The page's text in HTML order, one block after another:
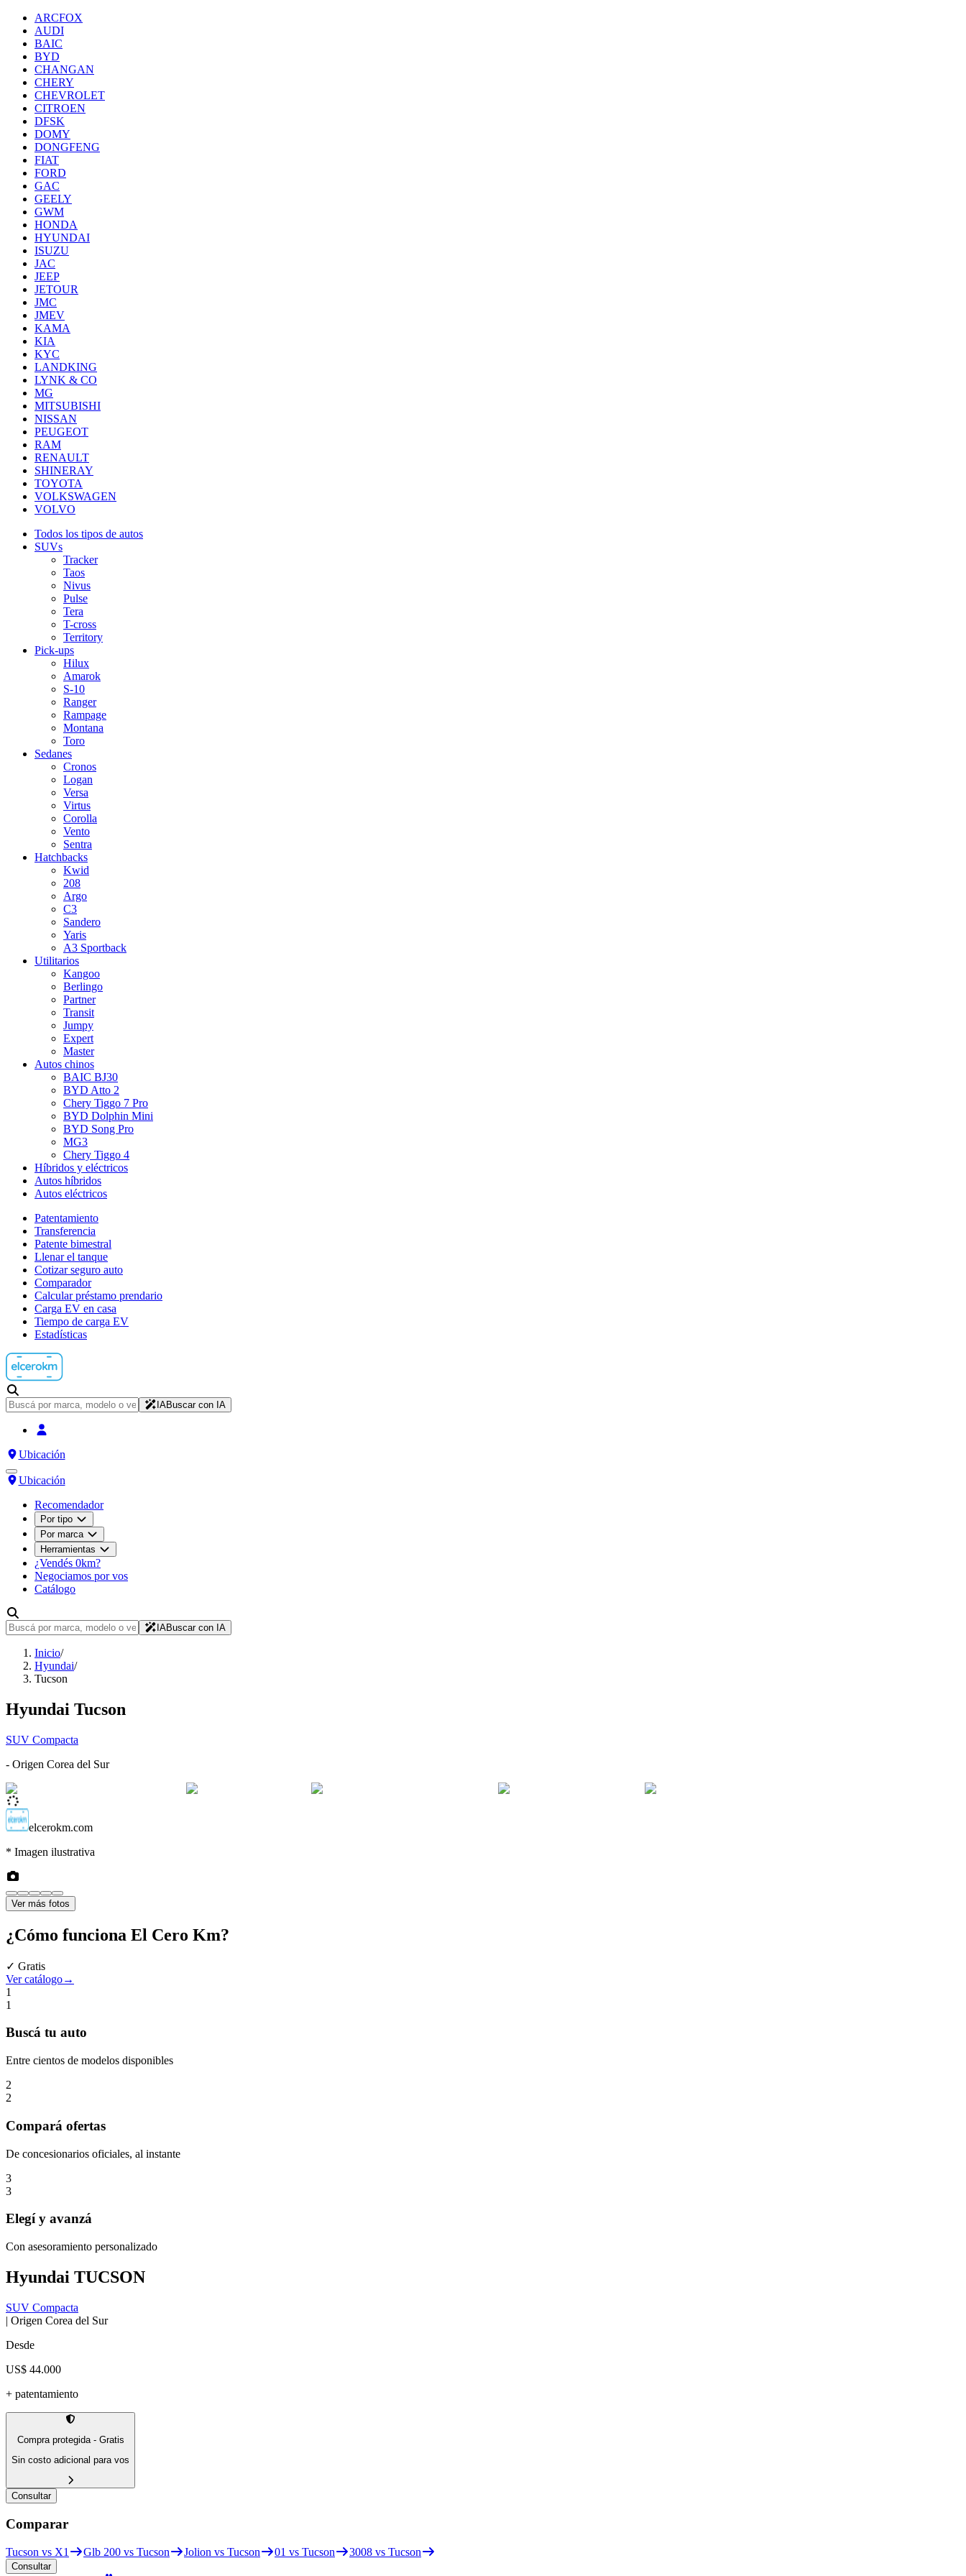
ARCFOX
AUDI
BAIC
BYD
CHANGAN
CHERY
CHEVROLET
CITROEN
DFSK
DOMY
DONGFENG
FIAT
FORD
GAC
GEELY
GWM
HONDA
HYUNDAI
ISUZU
JAC
JEEP
JETOUR
JMC
JMEV
KAMA
KIA
KYC
LANDKING
LYNK & CO
MG
MITSUBISHI
NISSAN
PEUGEOT
RAM
RENAULT
SHINERAY
TOYOTA
VOLKSWAGEN
VOLVO
Todos los tipos de autos
SUVs
Tracker
Taos
Nivus
Pulse
Tera
T-cross
Territory
Pick-ups
Hilux
Amarok
S-10
Ranger
Rampage
Montana
Toro
Sedanes
Cronos
Logan
Versa
Virtus
Corolla
Vento
Sentra
Hatchbacks
Kwid
208
Argo
C3
Sandero
Yaris
A3 Sportback
Utilitarios
Kangoo
Berlingo
Partner
Transit
Jumpy
Expert
Master
Autos chinos
BAIC BJ30
BYD Atto 2
Chery Tiggo 7 Pro
BYD Dolphin Mini
BYD Song Pro
MG3
Chery Tiggo 4
Híbridos y eléctricos
Autos híbridos
Autos eléctricos
Patentamiento
Transferencia
Patente bimestral
Llenar el tanque
Cotizar seguro auto
Comparador
Calcular préstamo prendario
Carga EV en casa
Tiempo de carga EV
Estadísticas
IABuscar con IA
Ubicación
Ubicación
Recomendador
Por tipo
Por marca
Herramientas
¿Vendés 0km?
Negociamos por vos
Catálogo
IABuscar con IA
Inicio/
Hyundai/
Tucson
Hyundai Tucson
SUV Compacta
- Origen Corea del Sur
elcerokm.com
* Imagen ilustrativa
Ver más fotos
¿Cómo funciona El Cero Km?
✓ Gratis
Ver catálogo→
1
1
Buscá tu auto
Entre cientos de modelos disponibles
2
2
Compará ofertas
De concesionarios oficiales, al instante
3
3
Elegí y avanzá
Con asesoramiento personalizado
Hyundai TUCSON
SUV Compacta
| Origen Corea del Sur
Desde
US$ 44.000
+ patentamiento
Compra protegida - Gratis
Sin costo adicional para vos
Consultar
Comparar
Tucson vs X1 Glb 200 vs Tucson Jolion vs Tucson 01 vs Tucson 3008 vs Tucson
Consultar